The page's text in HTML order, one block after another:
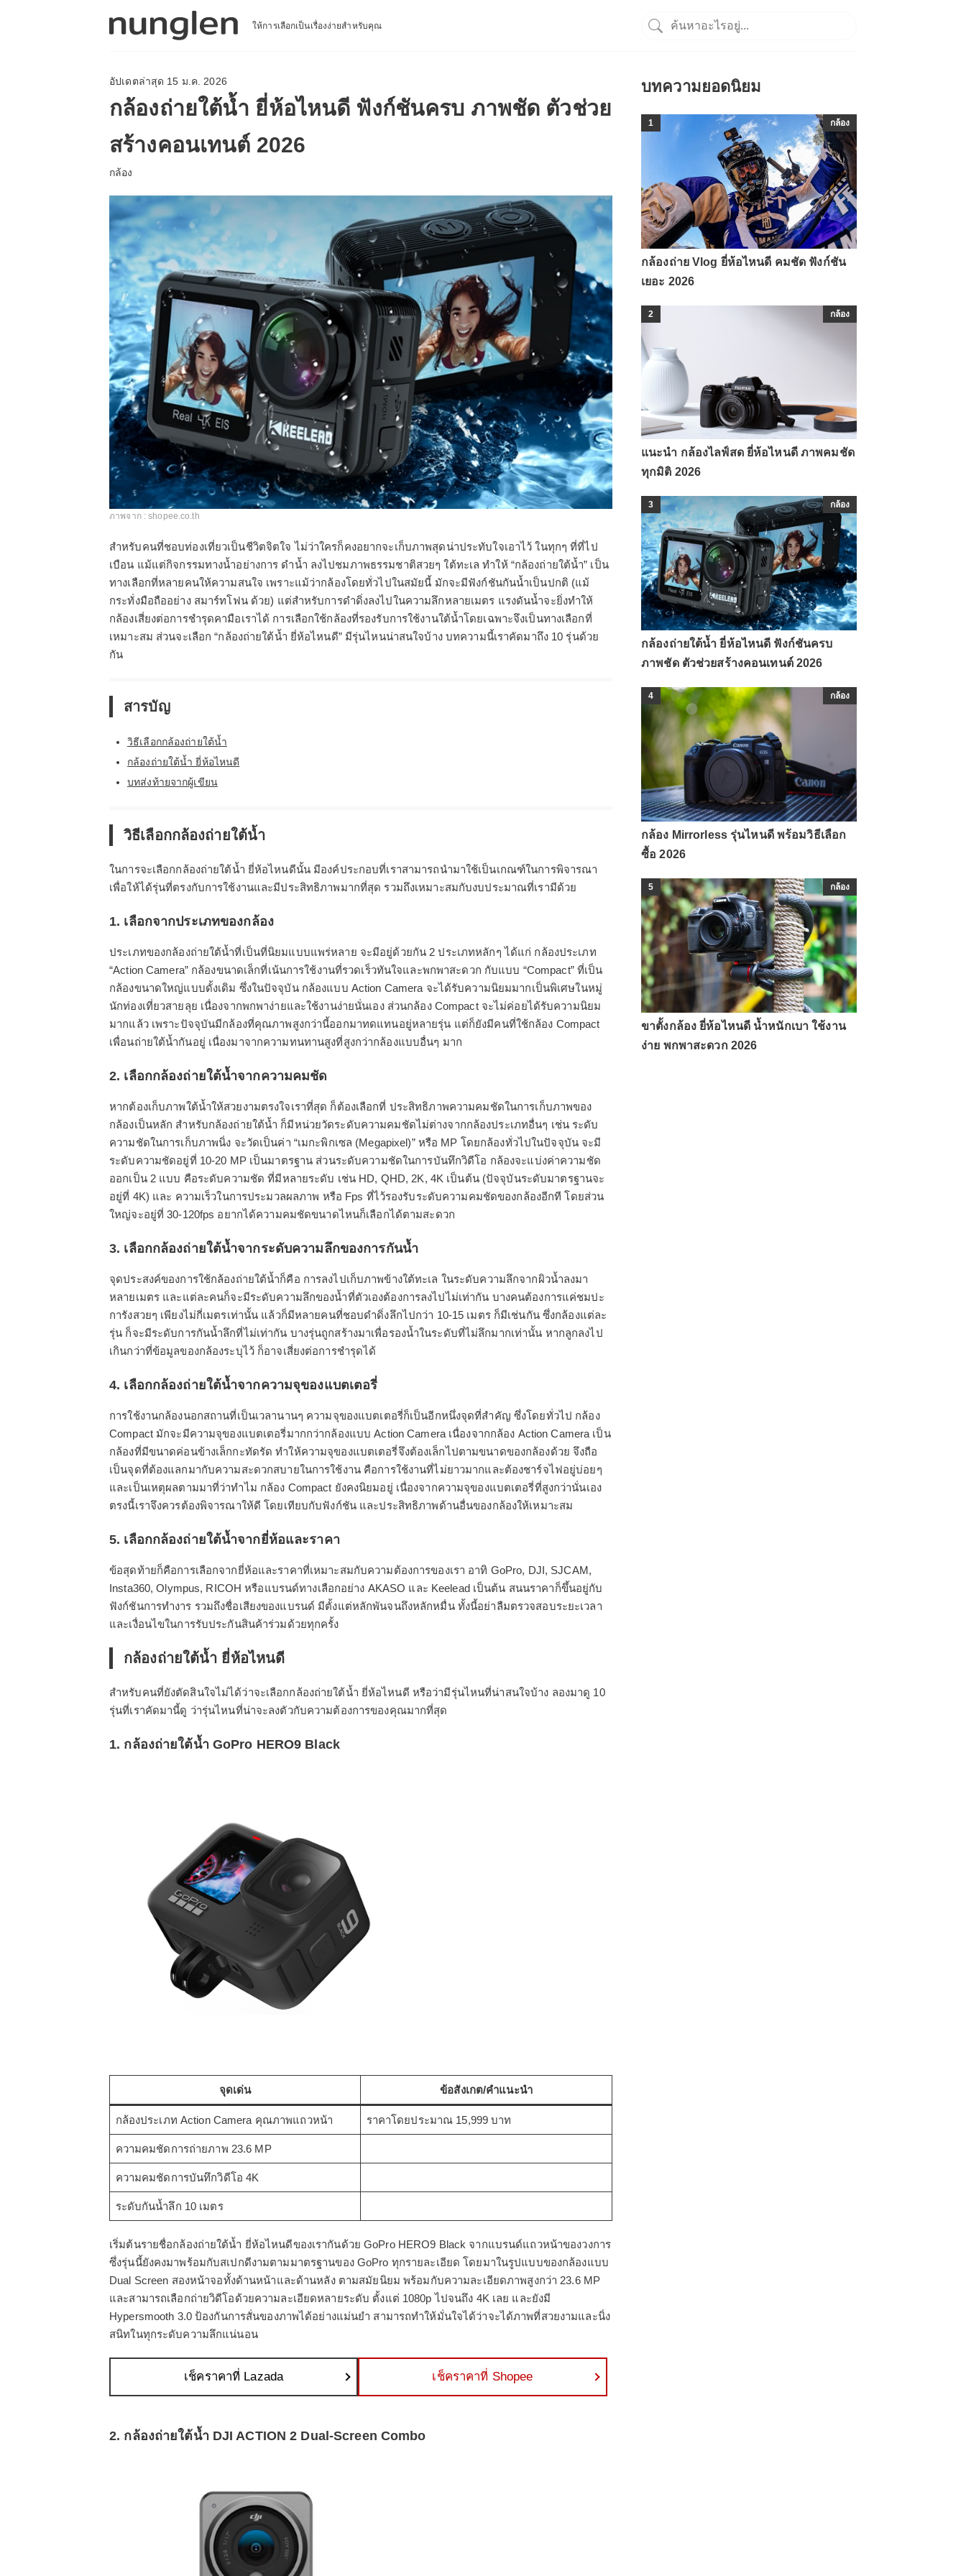
ให้การเลือกเป็นเรื่องง่ายสำหรับคุณ
อัปเดตล่าสุด 15 ม.ค. 2026
กล้องถ่ายใต้น้ำ ยี่ห้อไหนดี ฟังก์ชันครบ ภาพชัด ตัวช่วย
สร้างคอนเทนต์ 2026
กล้อง
ภาพจาก : shopee.co.th
สำหรับคนที่ชอบท่องเที่ยวเป็นชีวิตจิตใจ ไม่ว่าใครก็คงอยากจะเก็บภาพสุดน่าประทับใจเอาไว้ ในทุกๆ ที่ที่ไป
เบือน แม้แต่กิจกรรมทางน้ำอย่างการ ดำน้ำ ลงไปชมภาพธรรมชาติสวยๆ ใต้ทะเล ทำให้ “กล้องถ่ายใต้น้ำ” เป็น
ทางเลือกที่หลายคนให้ความสนใจ เพราะแม้ว่ากล้องโดยทั่วไปในสมัยนี้ มักจะมีฟังก์ชันกันน้ำเป็นปกติ (แม้
กระทั่งมือถืออย่าง สมาร์ทโฟน ด้วย) แต่สำหรับการดำดิ่งลงไปในความลึกหลายเมตร แรงดันน้ำจะยิ่งทำให้
กล้องเสี่ยงต่อการชำรุดคามือเราได้ การเลือกใช้กล้องที่รองรับการใช้งานใต้น้ำโดยเฉพาะจึงเป็นทางเลือกที่
เหมาะสม ส่วนจะเลือก “กล้องถ่ายใต้น้ำ ยี่ห้อไหนดี” มีรุ่นไหนน่าสนใจบ้าง บทความนี้เราคัดมาถึง 10 รุ่นด้วย
กัน
สารบัญ
วิธีเลือกกล้องถ่ายใต้น้ำ
กล้องถ่ายใต้น้ำ ยี่ห้อไหนดี
บทส่งท้ายจากผู้เขียน
วิธีเลือกกล้องถ่ายใต้น้ำ
ในการจะเลือกกล้องถ่ายใต้น้ำ ยี่ห้อไหนดีนั้น มีองค์ประกอบที่เราสามารถนำมาใช้เป็นเกณฑ์ในการพิจารณา
เพื่อให้ได้รุ่นที่ตรงกับการใช้งานและมีประสิทธิภาพมากที่สุด รวมถึงเหมาะสมกับงบประมาณที่เรามีด้วย
1. เลือกจากประเภทของกล้อง
ประเภทของกล้องถ่ายใต้น้ำที่เป็นที่นิยมแบบแพร่หลาย จะมีอยู่ด้วยกัน 2 ประเภทหลักๆ ได้แก่ กล้องประเภท
“Action Camera” กล้องขนาดเล็กที่เน้นการใช้งานที่รวดเร็วทันใจและพกพาสะดวก กับแบบ “Compact” ที่เป็น
กล้องขนาดใหญ่แบบดั้งเดิม ซึ่งในปัจจุบัน กล้องแบบ Action Camera จะได้รับความนิยมมากเป็นพิเศษในหมู่
นักท่องเที่ยวสายลุย เนื่องจากพกพาง่ายและใช้งานง่ายนั่นเอง ส่วนกล้อง Compact จะไม่ค่อยได้รับความนิยม
มากแล้ว เพราะปัจจุบันมีกล้องที่คุณภาพสูงกว่านี้ออกมาทดแทนอยู่หลายรุ่น แต่ก็ยังมีคนที่ใช้กล้อง Compact
เพื่อนถ่ายใต้น้ำกันอยู่ เนื่องมาจากความทนทานสูงที่สูงกว่ากล้องแบบอื่นๆ มาก
2. เลือกกล้องถ่ายใต้น้ำจากความคมชัด
หากต้องเก็บภาพใต้น้ำให้สวยงามตรงใจเราที่สุด ก็ต้องเลือกที่ ประสิทธิภาพความคมชัดในการเก็บภาพของ
กล้องเป็นหลัก สำหรับกล้องถ่ายใต้น้ำ ก็มีหน่วยวัดระดับความคมชัดไม่ต่างจากกล้องประเภทอื่นๆ เช่น ระดับ
ความชัดในการเก็บภาพนิ่ง จะวัดเป็นค่า “เมกะพิกเซล (Megapixel)” หรือ MP โดยกล้องทั่วไปในปัจจุบัน จะมี
ระดับความชัดอยู่ที่ 10-20 MP เป็นมาตรฐาน ส่วนระดับความชัดในการบันทึกวิดีโอ กล้องจะแบ่งค่าความชัด
ออกเป็น 2 แบบ คือระดับความชัด ที่มีหลายระดับ เช่น HD, QHD, 2K, 4K เป็นต้น (ปัจจุบันระดับมาตรฐานจะ
อยู่ที่ 4K) และ ความเร็วในการประมวลผลภาพ หรือ Fps ที่ไว้รองรับระดับความคมชัดของกล้องอีกที โดยส่วน
ใหญ่จะอยู่ที่ 30-120fps อยากได้ความคมชัดขนาดไหนก็เลือกได้ตามสะดวก
3. เลือกกล้องถ่ายใต้น้ำจากระดับความลึกของการกันน้ำ
จุดประสงค์ของการใช้กล้องถ่ายใต้น้ำก็คือ การลงไปเก็บภาพข้างใต้ทะเล ในระดับความลึกจากผิวน้ำลงมา
หลายเมตร และแต่ละคนก็จะมีระดับความลึกของน้ำที่ตัวเองต้องการลงไปไม่เท่ากัน บางคนต้องการแค่ชมปะ
การังสวยๆ เพียงไม่กี่เมตรเท่านั้น แล้วก็มีหลายคนที่ชอบดำดิ่งลึกไปกว่า 10-15 เมตร ก็มีเช่นกัน ซึ่งกล้องแต่ละ
รุ่น ก็จะมีระดับการกันน้ำลึกที่ไม่เท่ากัน บางรุ่นถูกสร้างมาเพื่อรองน้ำในระดับที่ไม่ลึกมากเท่านั้น หากลูกลงไป
เกินกว่าที่ข้อมูลของกล้องระบุไว้ ก็อาจเสี่ยงต่อการชำรุดได้
4. เลือกกล้องถ่ายใต้น้ำจากความจุของแบตเตอรี่
การใช้งานกล้องนอกสถานที่เป็นเวลานานๆ ความจุของแบตเตอรี่ก็เป็นอีกหนึ่งจุดที่สำคัญ ซึ่งโดยทั่วไป กล้อง
Compact มักจะมีความจุของแบตเตอรี่มากกว่ากล้องแบบ Action Camera เนื่องจากกล้อง Action Camera เป็น
กล้องที่มีขนาดค่อนข้างเล็กกะทัดรัด ทำให้ความจุของแบตเตอรี่จึงต้องเล็กไปตามขนาดของกล้องด้วย จึงถือ
เป็นจุดที่ต้องแลกมากับความสะดวกสบายในการใช้งาน คือการใช้งานที่ไม่ยาวมากและต้องชาร์จไฟอยู่บ่อยๆ
และเป็นเหตุผลตามมาที่ว่าทำไม กล้อง Compact ยังคงนิยมอยู่ เนื่องจากความจุของแบตเตอรี่ที่สูงกว่านั่นเอง
ตรงนี้เราจึงควรต้องพิจารณาให้ดี โดยเทียบกับฟังก์ชัน และประสิทธิภาพด้านอื่นของกล้องให้เหมาะสม
5. เลือกกล้องถ่ายใต้น้ำจากยี่ห้อและราคา
ข้อสุดท้ายก็คือการเลือกจากยี่ห้อและราคาที่เหมาะสมกับความต้องการของเรา อาทิ GoPro, DJI, SJCAM,
Insta360, Olympus, RICOH หรือแบรนด์ทางเลือกอย่าง AKASO และ Keelead เป็นต้น สนนราคาก็ขึ้นอยู่กับ
ฟังก์ชันการทำงาร รวมถึงชื่อเสียงของแบรนด์ มีตั้งแต่หลักพันจนถึงหลักหมื่น ทั้งนี้อย่าลืมตรวจสอบระยะเวลา
และเงื่อนไขในการรับประกันสินค้าร่วมด้วยทุกครั้ง
กล้องถ่ายใต้น้ำ ยี่ห้อไหนดี
สำหรับคนที่ยังตัดสินใจไม่ได้ว่าจะเลือกกล้องถ่ายใต้น้ำ ยี่ห้อไหนดี หรือว่ามีรุ่นไหนที่น่าสนใจบ้าง ลองมาดู 10
รุ่นที่เราคัดมานี้ดู ว่ารุ่นไหนที่น่าจะลงตัวกับความต้องการของคุณมากที่สุด
1. กล้องถ่ายใต้น้ำ GoPro HERO9 Black
จุดเด่น ข้อสังเกต/คำแนะนำ
กล้องประเภท Action Camera คุณภาพแถวหน้า ราคาโดยประมาณ 15,999 บาท
ความคมชัดการถ่ายภาพ 23.6 MP
ความคมชัดการบันทึกวิดีโอ 4K
ระดับกันน้ำลึก 10 เมตร
เริ่มต้นรายชื่อกล้องถ่ายใต้น้ำ ยี่ห้อไหนดีของเรากันด้วย GoPro HERO9 Black จากแบรนด์แถวหน้าของวงการ
ซึ่งรุ่นนี้ยังคงมาพร้อมกับสเปกดีงามตามมาตรฐานของ GoPro ทุกรายละเอียด โดยมาในรูปแบบของกล้องแบบ
Dual Screen สองหน้าจอทั้งด้านหน้าและด้านหลัง ตามสมัยนิยม พร้อมกับความละเอียดภาพสูงกว่า 23.6 MP
และสามารถเลือกถ่ายวิดีโอด้วยความละเอียดหลายระดับ ตั้งแต่ 1080p ไปจนถึง 4K เลย และยังมี
Hypersmooth 3.0 ป้องกันการสั่นของภาพได้อย่างแม่นยำ สามารถทำให้มั่นใจได้ว่าจะได้ภาพที่สวยงามและนิ่ง
สนิทในทุกระดับความลึกแน่นอน
เช็คราคาที่ Lazada เช็คราคาที่ Shopee
2. กล้องถ่ายใต้น้ำ DJI ACTION 2 Dual-Screen Combo
บทความยอดนิยม
1 กล้อง
กล้องถ่าย Vlog ยี่ห้อไหนดี คมชัด ฟังก์ชัน
เยอะ 2026
2 กล้อง
แนะนำ กล้องไลฟ์สด ยี่ห้อไหนดี ภาพคมชัด
ทุกมิติ 2026
3 กล้อง
กล้องถ่ายใต้น้ำ ยี่ห้อไหนดี ฟังก์ชันครบ
ภาพชัด ตัวช่วยสร้างคอนเทนต์ 2026
4 กล้อง
กล้อง Mirrorless รุ่นไหนดี พร้อมวิธีเลือก
ซื้อ 2026
5 กล้อง
ขาตั้งกล้อง ยี่ห้อไหนดี น้ำหนักเบา ใช้งาน
ง่าย พกพาสะดวก 2026